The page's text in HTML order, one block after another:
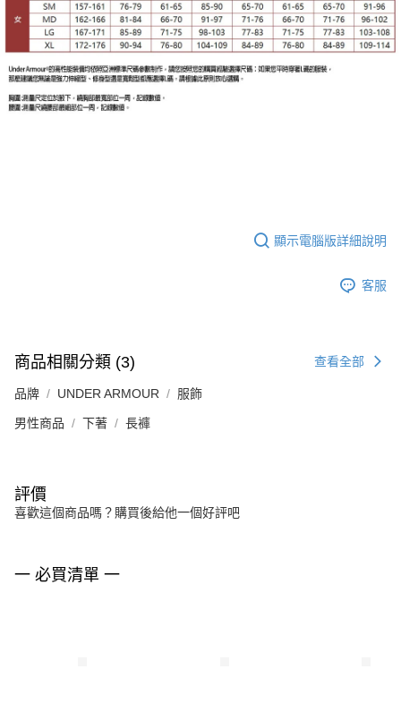
顯示電腦版詳細說明
客服
商品相關分類 (3) 查看全部
品牌 UNDER ARMOUR 服飾
男性商品 下著 長褲
評價
喜歡這個商品嗎？購買後給他一個好評吧
一 必買清單 一